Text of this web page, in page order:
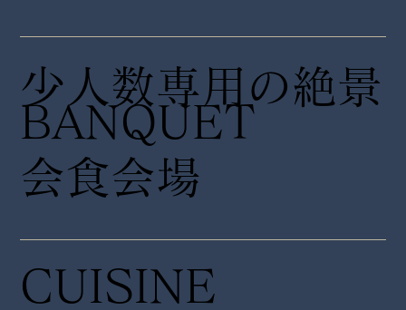
CUISINE
少人数専用の絶景
会食会場
​BANQUET